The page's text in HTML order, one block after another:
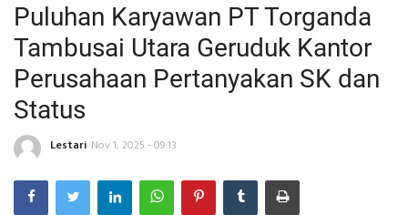
Home
NEWS
JAZIRAH RIAU
POLITIK
EKSBIS
Puluhan Karyawan PT Torganda
Tambusai Utara Geruduk Kantor
Perusahaan Pertanyakan SK dan
Status
Lestari Nov 1, 2025 - 09:13